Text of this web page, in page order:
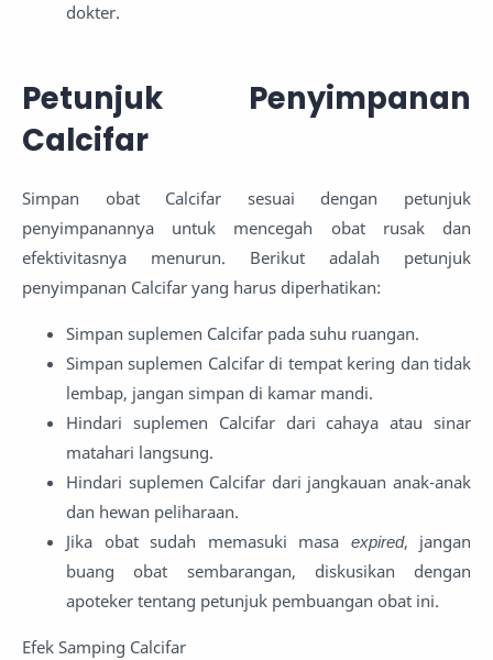
dokter.
Petunjuk Penyimpanan
Calcifar
Simpan obat Calcifar sesuai dengan petunjuk
penyimpanannya untuk mencegah obat rusak dan
efektivitasnya menurun. Berikut adalah petunjuk
penyimpanan Calcifar yang harus diperhatikan:
Simpan suplemen Calcifar pada suhu ruangan.
Simpan suplemen Calcifar di tempat kering dan tidak
lembap, jangan simpan di kamar mandi.
Hindari suplemen Calcifar dari cahaya atau sinar
matahari langsung.
Hindari suplemen Calcifar dari jangkauan anak-anak
dan hewan peliharaan.
Jika obat sudah memasuki masa expired, jangan
buang obat sembarangan, diskusikan dengan
apoteker tentang petunjuk pembuangan obat ini.
Efek Samping Calcifar